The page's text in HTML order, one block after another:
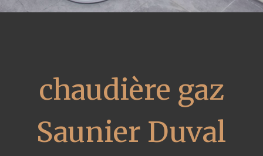
chaudière gaz
Saunier Duval